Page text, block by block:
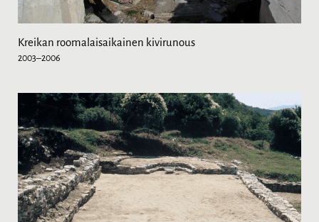
Kreikan roomalaisaikainen kivirunous
2003–2006